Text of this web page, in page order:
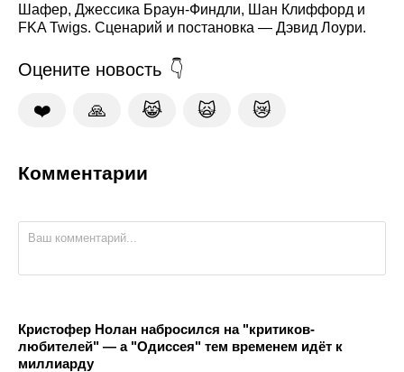
Шафер, Джессика Браун-Финдли, Шан Клиффорд и
FKA Twigs. Сценарий и постановка — Дэвид Лоури.
Оцените новость
❤️ 🙏 😹 🙀 😿
Комментарии
Кристофер Нолан набросился на "критиков-
любителей" — а "Одиссея" тем временем идёт к
миллиарду